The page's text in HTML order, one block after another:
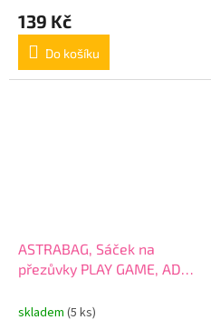
139 Kč
Do košíku
ASTRABAG, Sáček na
přezůvky PLAY GAME, AD1,
skladem (5 ks)